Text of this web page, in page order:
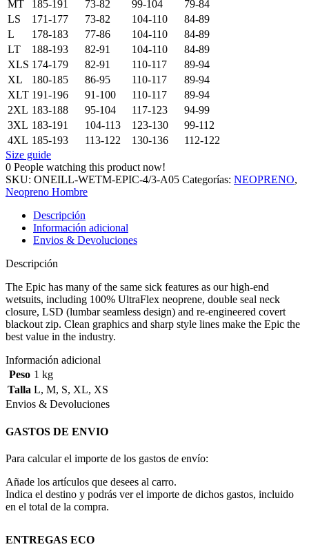
MT 185-191 73-82 99-104
79-84
LS
171-177 73-82 104-110
84-89
L
178-183 77-86 104-110
84-89
LT
188-193 82-91 104-110
84-89
XLS 174-179 82-91 110-117
89-94
XL
180-185 86-95 110-117
89-94
XLT 191-196 91-100 110-117
89-94
2XL 183-188 95-104 117-123
94-99
3XL 183-191 104-113 123-130
99-112
4XL 185-193 113-122 130-136
112-122
Size guide
0 People watching this product now!
SKU: ONEILL-WETM-EPIC-4/3-A05 Categorías: NEOPRENO,
Neopreno Hombre
Descripción
Información adicional
Envios & Devoluciones
Descripción
The Epic has many of the same sick features as our high-end
wetsuits, including 100% UltraFlex neoprene, double seal neck
closure, LSD (lumbar seamless design) and re-engineered covert
blackout zip. Clean graphics and sharp style lines make the Epic the
best value in the industry.
Información adicional
Peso 1 kg
Talla L, M, S, XL, XS
Envios & Devoluciones
GASTOS DE ENVIO
Para calcular el importe de los gastos de envío:
Añade los artículos que desees al carro.
Indica el destino y podrás ver el importe de dichos gastos, incluido
en el total de la compra.
ENTREGAS ECO